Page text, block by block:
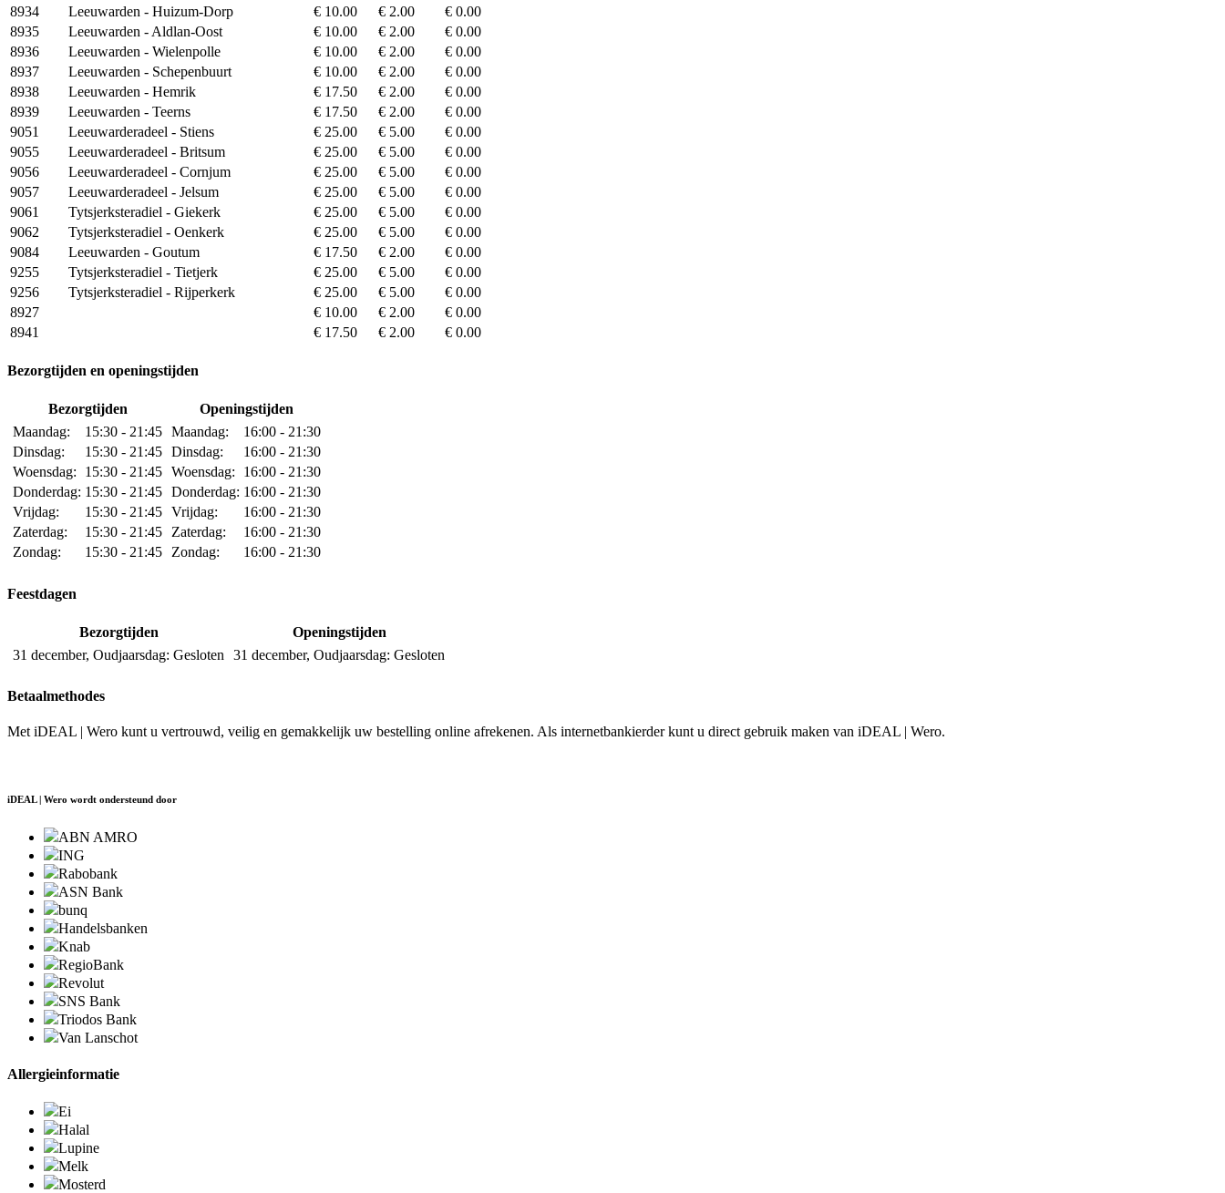
8934
Leeuwarden - Huizum-Dorp € 10.00 € 2.00
€ 0.00
8935
Leeuwarden - Aldlan-Oost € 10.00 € 2.00
€ 0.00
8936
Leeuwarden - Wielenpolle € 10.00 € 2.00
€ 0.00
8937
Leeuwarden - Schepenbuurt € 10.00 € 2.00
€ 0.00
8938
Leeuwarden - Hemrik € 17.50 € 2.00
€ 0.00
8939
Leeuwarden - Teerns € 17.50 € 2.00
€ 0.00
9051
Leeuwarderadeel - Stiens € 25.00 € 5.00
€ 0.00
9055
Leeuwarderadeel - Britsum € 25.00 € 5.00
€ 0.00
9056
Leeuwarderadeel - Cornjum € 25.00 € 5.00
€ 0.00
9057
Leeuwarderadeel - Jelsum € 25.00 € 5.00
€ 0.00
9061
Tytsjerksteradiel - Giekerk € 25.00 € 5.00
€ 0.00
9062
Tytsjerksteradiel - Oenkerk € 25.00 € 5.00
€ 0.00
9084
Leeuwarden - Goutum € 17.50 € 2.00
€ 0.00
9255
Tytsjerksteradiel - Tietjerk € 25.00 € 5.00
€ 0.00
9256
Tytsjerksteradiel - Rijperkerk € 25.00 € 5.00
€ 0.00
8927
€ 10.00 € 2.00
€ 0.00
8941
€ 17.50 € 2.00 € 0.00
Bezorgtijden en openingstijden
Bezorgtijden
Openingstijden
Maandag:
15:30 - 21:45
Dinsdag:
15:30 - 21:45
Woensdag:
15:30 - 21:45
Donderdag: 15:30 - 21:45
Vrijdag:
15:30 - 21:45
Zaterdag:
15:30 - 21:45
Zondag:
15:30 - 21:45
Maandag:
16:00 - 21:30
Dinsdag:
16:00 - 21:30
Woensdag:
16:00 - 21:30
Donderdag: 16:00 - 21:30
Vrijdag:
16:00 - 21:30
Zaterdag:
16:00 - 21:30
Zondag:
16:00 - 21:30
Feestdagen
Bezorgtijden
Openingstijden
31 december, Oudjaarsdag: Gesloten 31 december, Oudjaarsdag: Gesloten
Betaalmethodes
Met iDEAL | Wero kunt u vertrouwd, veilig en gemakkelijk uw bestelling online afrekenen. Als internetbankierder kunt u direct gebruik maken van iDEAL | Wero.
iDEAL | Wero wordt ondersteund door
ABN AMRO
ING
Rabobank
ASN Bank
bunq
Handelsbanken
Knab
RegioBank
Revolut
SNS Bank
Triodos Bank
Van Lanschot
Allergieinformatie
Ei
Halal
Lupine
Melk
Mosterd